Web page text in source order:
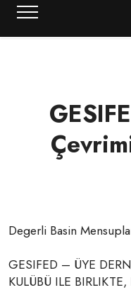
Degerli Basin
GESIFED – ÜYE
KULÜBÜ ILE